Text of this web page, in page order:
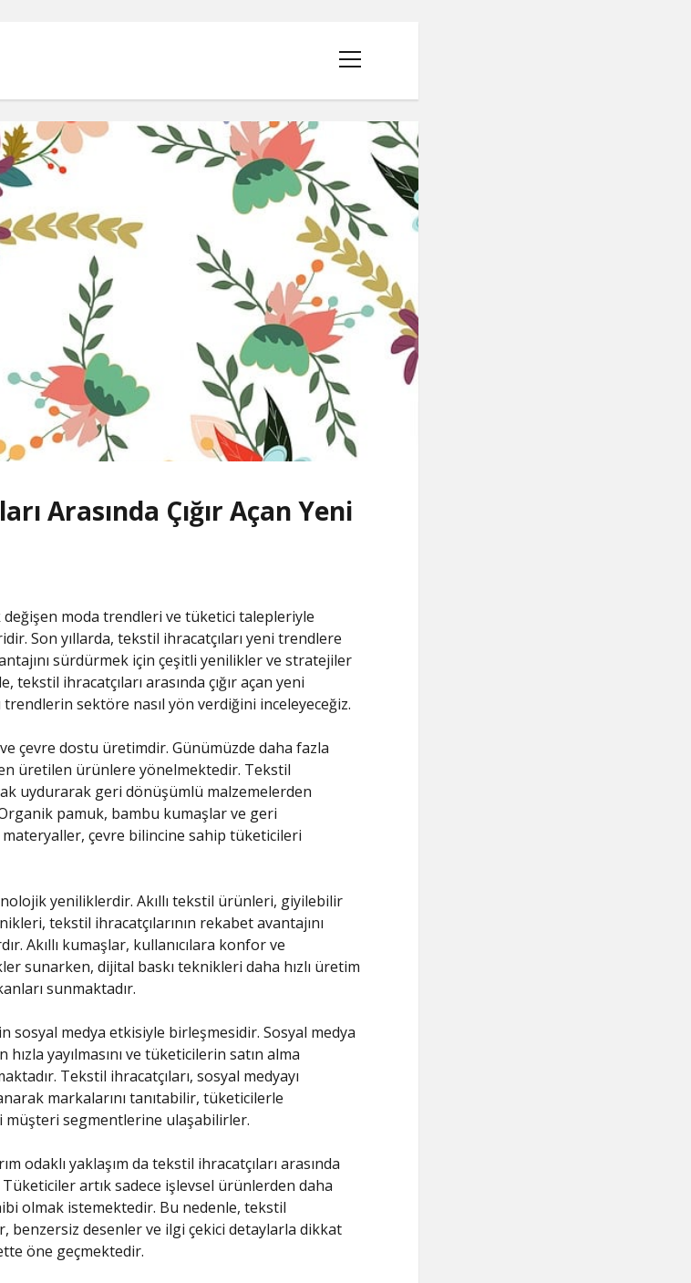
menüyü
aç
TAKIPÇI HILESI
GIZLI HESAP GÖRME IPHONE
BEĞENI KASMA PARASIZ
LISTE
SAYFA LISTESI
Arasında Çığır Açan Yeni
moda trendleri ve tüketici talepleriyle
Son yıllarda, tekstil ihracatçıları yeni trendlere
sürdürmek için çeşitli yenilikler ve stratejiler
ihracatçıları arasında çığır açan yeni
sektöre nasıl yön verdiğini inceleyeceğiz.
çevre dostu üretimdir. Günümüzde daha fazla
üretilen ürünlere yönelmektedir. Tekstil
uydurarak geri dönüşümlü malzemelerden
pamuk, bambu kumaşlar ve geri
çevre bilincine sahip tüketicileri
yeniliklerdir. Akıllı tekstil ürünleri, giyilebilir
tekstil ihracatçılarının rekabet avantajını
Akıllı kumaşlar, kullanıcılara konfor ve
sunarken, dijital baskı teknikleri daha hızlı üretim
sunmaktadır.
sosyal medya etkisiyle birleşmesidir. Sosyal medya
yayılmasını ve tüketicilerin satın alma
Tekstil ihracatçıları, sosyal medyayı
markalarını tanıtabilir, tüketicilerle
segmentlerine ulaşabilirler.
odaklı yaklaşım da tekstil ihracatçıları arasında
artık sadece işlevsel ürünlerden daha
olmak istemektedir. Bu nedenle, tekstil
benzersiz desenler ve ilgi çekici detaylarla dikkat
öne geçmektedir.